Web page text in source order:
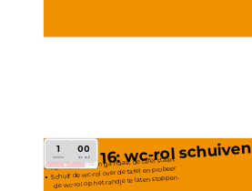
16: wc-rol schuiven
Pak de wc-rol en ga naast de tafel staan.
Schuif de wc-rol over de tafel en probeer
de wc-rol op het randje te laten stoppen.
1
minute
00
second
+30 s